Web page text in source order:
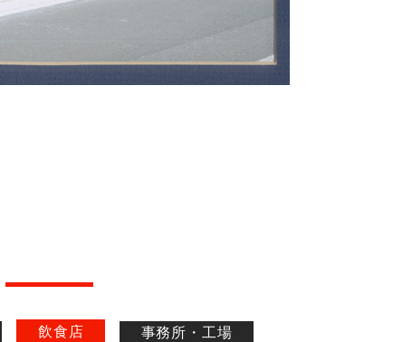
飲食店 事務所・工場